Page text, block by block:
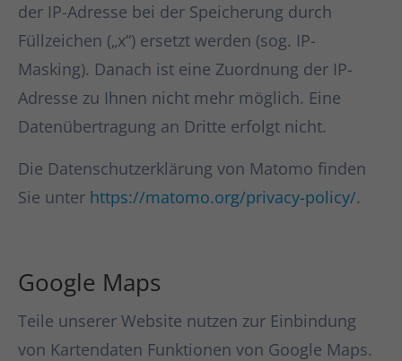
der IP-Adresse bei der Speicherung durch
Füllzeichen („x“) ersetzt werden (sog. IP-
Masking). Danach ist eine Zuordnung der IP-
Adresse zu Ihnen nicht mehr möglich. Eine
Datenübertragung an Dritte erfolgt nicht.
Die Datenschutzerklärung von Matomo finden
Sie unter https://matomo.org/privacy-policy/.
Google Maps
Teile unserer Website nutzen zur Einbindung
von Kartendaten Funktionen von Google Maps.